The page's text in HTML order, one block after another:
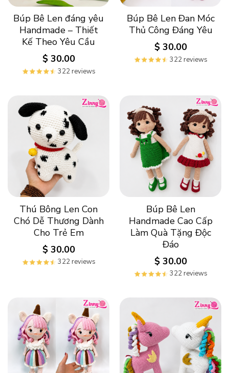
Búp Bê Len đáng yêu
Handmade – Thiết
Kế Theo Yêu Cầu
$30.00
322 reviews
Búp Bê Len Đan Móc
Thủ Công Đáng Yêu
$30.00
322 reviews
Thú Bông Len Con
Chó Dễ Thương Dành
Cho Trẻ Em
$30.00
322 reviews
Búp Bê Len
Handmade Cao Cấp
Làm Quà Tặng Độc
Đáo
$30.00
322 reviews